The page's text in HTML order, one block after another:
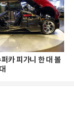
카 피가니 한 대 볼